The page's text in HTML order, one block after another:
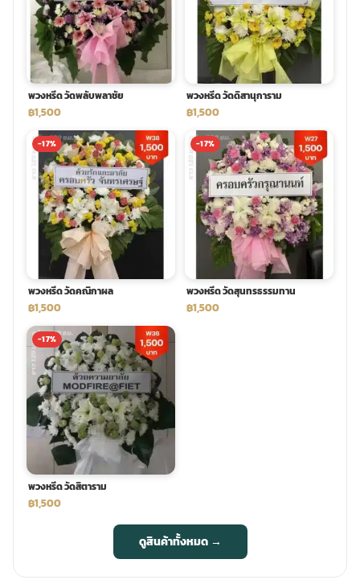
พวงหรีด วัดพลับพลาชัย
฿1,500
พวงหรีด วัดดิสานุการาม
฿1,500
-17%
พวงหรีด วัดคณิกาผล
฿1,500
-17%
พวงหรีด วัดสุนทรธรรมทาน
฿1,500
-17%
พวงหรีด วัดสิตาราม
฿1,500
ดูสินค้าทั้งหมด →